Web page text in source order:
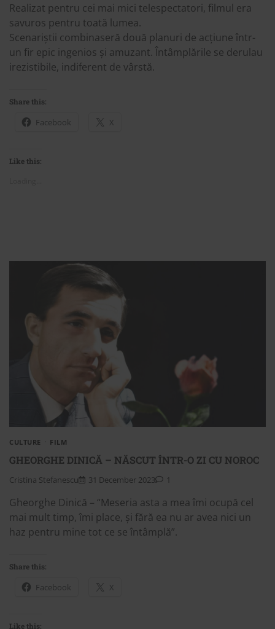
Realizat pentru cei mai mici telespectatori, filmul era
savuros pentru toată lumea.
Scenariștii combinaseră două planuri de acțiune într-
un fir epic ingenios și amuzant. Întâmplările se derulau
irezistibile, indiferent de vârstă.
Share this:
Facebook X
Like this:
CULTURE FILM
GHEORGHE DINICĂ – NĂSCUT ÎNTR-O ZI CU NOROC
Cristina Stefanescu 31 December 2023 1
Gheorghe Dinică – “Meseria asta a mea îmi ocupă cel
mai mult timp, îmi place, și fără ea nu ar avea nici un
haz pentru mine tot ce se întâmplă”.
Share this:
Facebook X
Like this: